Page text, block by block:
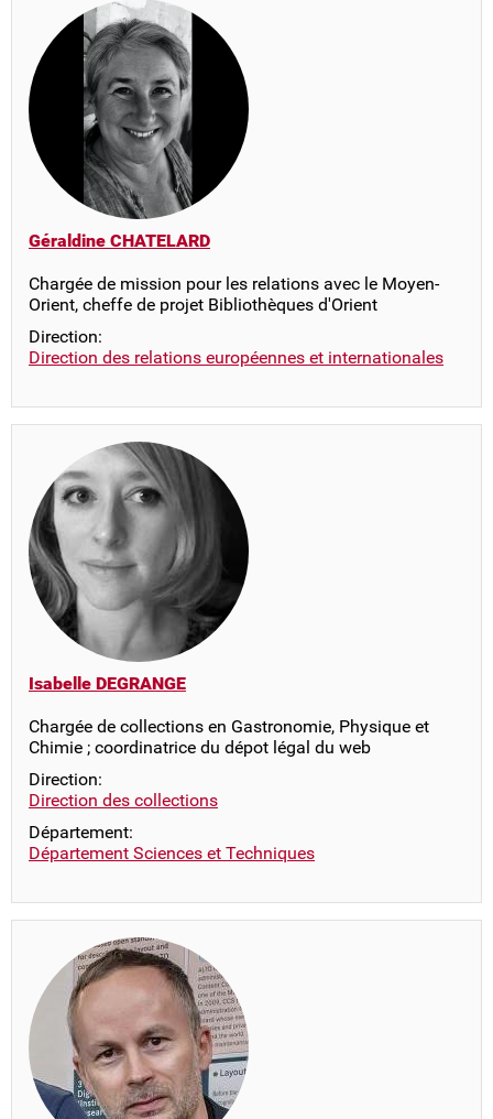
Géraldine CHATELARD
Chargée de mission pour les relations avec le Moyen-
Orient, cheffe de projet Bibliothèques d'Orient
Direction:
Direction des relations européennes et internationales
Isabelle DEGRANGE
Chargée de collections en Gastronomie, Physique et
Chimie ; coordinatrice du dépot légal du web
Direction:
Direction des collections
Département:
Département Sciences et Techniques